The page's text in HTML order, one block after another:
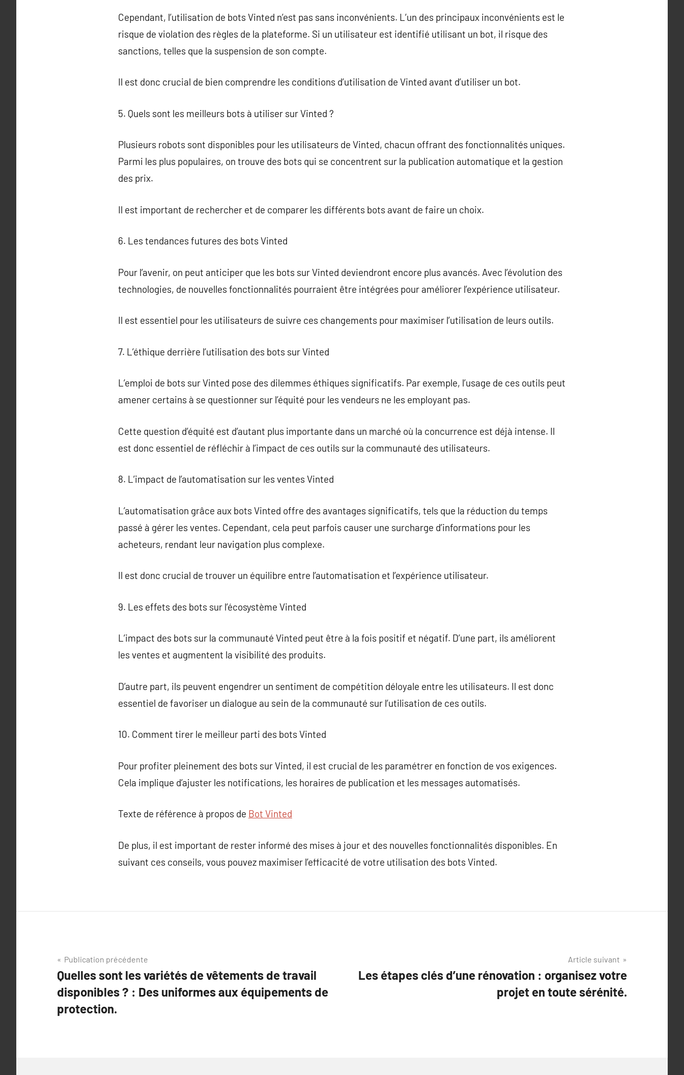
Cependant, l’utilisation de bots Vinted n’est pas sans inconvénients. L’un des principaux inconvénients est le
risque de violation des règles de la plateforme. Si un utilisateur est identifié utilisant un bot, il risque des
sanctions, telles que la suspension de son compte.
Il est donc crucial de bien comprendre les conditions d’utilisation de Vinted avant d’utiliser un bot.
5. Quels sont les meilleurs bots à utiliser sur Vinted ?
Plusieurs robots sont disponibles pour les utilisateurs de Vinted, chacun offrant des fonctionnalités uniques.
Parmi les plus populaires, on trouve des bots qui se concentrent sur la publication automatique et la gestion
des prix.
Il est important de rechercher et de comparer les différents bots avant de faire un choix.
6. Les tendances futures des bots Vinted
Pour l’avenir, on peut anticiper que les bots sur Vinted deviendront encore plus avancés. Avec l’évolution des
technologies, de nouvelles fonctionnalités pourraient être intégrées pour améliorer l’expérience utilisateur.
Il est essentiel pour les utilisateurs de suivre ces changements pour maximiser l’utilisation de leurs outils.
7. L’éthique derrière l’utilisation des bots sur Vinted
L’emploi de bots sur Vinted pose des dilemmes éthiques significatifs. Par exemple, l’usage de ces outils peut
amener certains à se questionner sur l’équité pour les vendeurs ne les employant pas.
Cette question d’équité est d’autant plus importante dans un marché où la concurrence est déjà intense. Il
est donc essentiel de réfléchir à l’impact de ces outils sur la communauté des utilisateurs.
8. L’impact de l’automatisation sur les ventes Vinted
L’automatisation grâce aux bots Vinted offre des avantages significatifs, tels que la réduction du temps
passé à gérer les ventes. Cependant, cela peut parfois causer une surcharge d’informations pour les
acheteurs, rendant leur navigation plus complexe.
Il est donc crucial de trouver un équilibre entre l’automatisation et l’expérience utilisateur.
9. Les effets des bots sur l’écosystème Vinted
L’impact des bots sur la communauté Vinted peut être à la fois positif et négatif. D’une part, ils améliorent
les ventes et augmentent la visibilité des produits.
D’autre part, ils peuvent engendrer un sentiment de compétition déloyale entre les utilisateurs. Il est donc
essentiel de favoriser un dialogue au sein de la communauté sur l’utilisation de ces outils.
10. Comment tirer le meilleur parti des bots Vinted
Pour profiter pleinement des bots sur Vinted, il est crucial de les paramétrer en fonction de vos exigences.
Cela implique d’ajuster les notifications, les horaires de publication et les messages automatisés.
Texte de référence à propos de Bot Vinted
De plus, il est important de rester informé des mises à jour et des nouvelles fonctionnalités disponibles. En
suivant ces conseils, vous pouvez maximiser l’efficacité de votre utilisation des bots Vinted.
Navigation
de
l’article
Publication précédente
Quelles sont les variétés de vêtements de travail
disponibles ? : Des uniformes aux équipements de
protection.
Article suivant
Les étapes clés d’une rénovation : organisez votre
projet en toute sérénité.